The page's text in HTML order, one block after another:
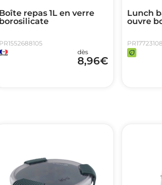
Boîte repas 1L en verre
borosilicate
PR1552688105
dès
8,96€
Lunch
ouvre